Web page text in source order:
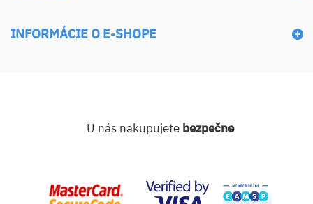
INFORMÁCIE O E-SHOPE
U nás nakupujete bezpečne